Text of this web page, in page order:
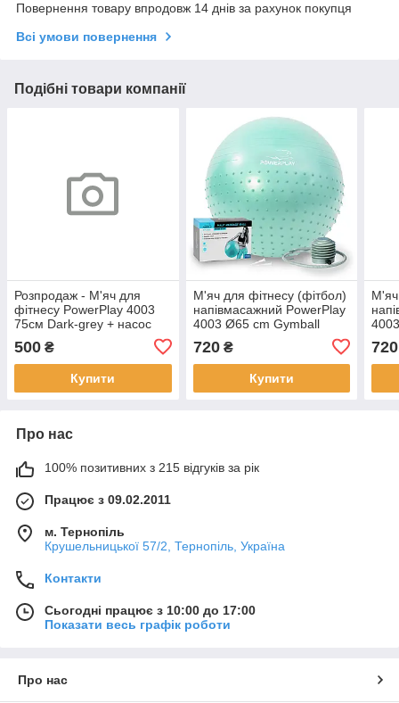
Повернення товару впродовж 14 днів за рахунок покупця
Всі умови повернення
Подібні товари компанії
Розпродаж - М'яч для
фітнесу PowerPlay 4003
75см Dark-grey + насос
500 ₴
Купити
М'яч для фітнесу (фітбол)
напівмасажний PowerPlay
4003 Ø65 cm Gymball
720₴
Купити
М'яч
720
Про нас
100% позитивних з 215 відгуків за рік
Працює з 09.02.2011
м. Тернопіль
Крушельницької 57/2, Тернопіль, Україна
Контакти
Сьогодні працює з 10:00 до 17:00
Показати весь графік роботи
Про нас